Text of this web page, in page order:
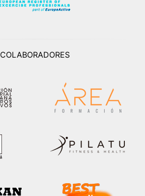
COLABORADORES